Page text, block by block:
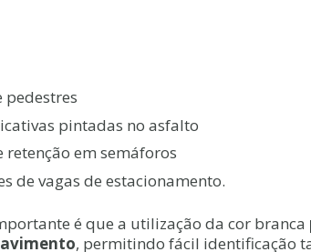
pedestres
pintadas no asfalto
retenção em semáforos
de vagas de estacionamento.
é que a utilização da cor branca
, permitindo fácil identificação